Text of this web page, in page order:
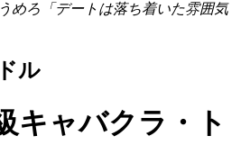
めろ「デートは落ち着いた雰囲気
ル
キャバクラ・ト